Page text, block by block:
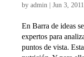
by admin| Jun 3, 2011
En Barra de ideas
expertos para
puntos de vista.